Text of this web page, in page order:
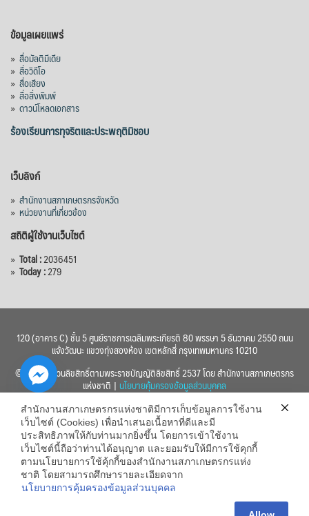
ข้อมูลเผยแพร่
» สื่อมัลติมีเดีย
» สื่อวิดีโอ
» สื่อเสียง
» สื่อสิ่งพิมพ์
» ดาวน์โหลดเอกสาร
ร้องเรียนการทุจริตและประพฤติมิชอบ
เว็บลิงก์
» สำนักงานสภาเกษตรกรจังหวัด
» หน่วยงานที่เกี่ยวข้อง
สถิติผู้ใช้งานเว็บไซต์
» Total :2036451
» Today :279
120 (อาคาร C) ชั้น 5 ศูนย์ราชการเฉลิมพระเกียรติ 80 พรรษา 5 ธันวาคม 2550 ถนน
แจ้งวัฒนะ แขวงทุ่งสองห้อง เขตหลักสี่ กรุงเทพมหานคร 10210
© 2560 สงวนลิขสิทธิ์ตามพระราชบัญญัติลิขสิทธิ์ 2537 โดย สำนักงานสภาเกษตรกร
แห่งชาติ | นโยบายคุ้มครองข้อมูลส่วนบุคคล
สำนักงานสภาเกษตรกรแห่งชาติมีการเก็บข้อมูลการใช้งาน
เว็บไซต์ (Cookies) เพื่อนำเสนอเนื้อหาที่ดีและมี
ประสิทธิภาพให้กับท่านมากยิ่งขึ้น โดยการเข้าใช้งาน
เว็บไซต์นี้ถือว่าท่านได้อนุญาต และยอมรับให้มีการใช้คุกกี้
ตามนโยบายการใช้คุ้กกี้ของสำนักงานสภาเกษตรกรแห่ง
ชาติ โดยสามารถศึกษารายละเอียดจาก
นโยบายการคุ้มครองข้อมูลส่วนบุคคล
Hide
chaty